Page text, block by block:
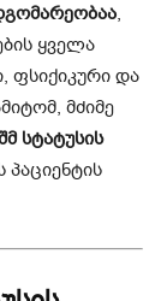
,
ყველა
ფსიქიკური და
მძიმე
სტატუსის
პაციენტის